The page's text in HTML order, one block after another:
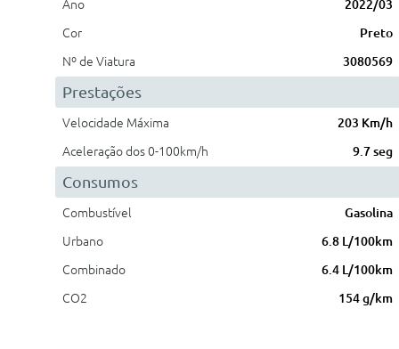
Ano
2022/03
Cor
Preto
Nº de Viatura
3080569
Prestações
Velocidade Máxima
203 Km/h
Aceleração dos 0-100km/h
9.7 seg
Consumos
Combustível
Gasolina
Urbano
6.8 L/100km
Combinado
6.4 L/100km
CO2
154 g/km